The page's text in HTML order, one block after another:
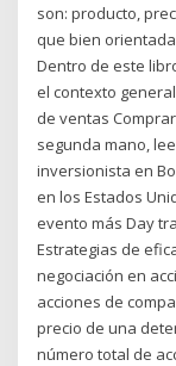
son: producto,
que bien
Dentro de este
el contexto
de ventas Comprar
segunda mano,
inversionista en
en los Estados
evento más Day
Estrategias de
negociación en
acciones de
precio de una
número total de